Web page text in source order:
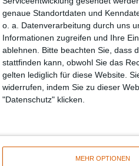
genaue Standortdaten und
o. a. Datenverarbeitung durch uns
Informationen zugreifen und Ihre
ablehnen.
Bitte beachten Sie, dass
stattfinden kann, obwohl Sie das
gelten lediglich für diese Website.
widerrufen, indem Sie zu dieser
"Datenschutz" klicken.
MEHR OPTIONEN
6/10
Above Aurora
Path To Ruin